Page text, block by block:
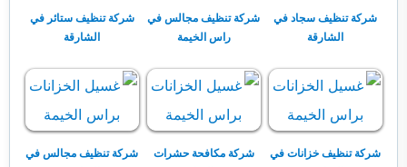
شركة تنظيف سجاد في
الشارقة
شركة تنظيف مجالس في
راس الخيمة
شركة تنظيف ستائر في
الشارقة
شركة تنظيف خزانات في
شركة مكافحة حشرات
شركة تنظيف مجالس في